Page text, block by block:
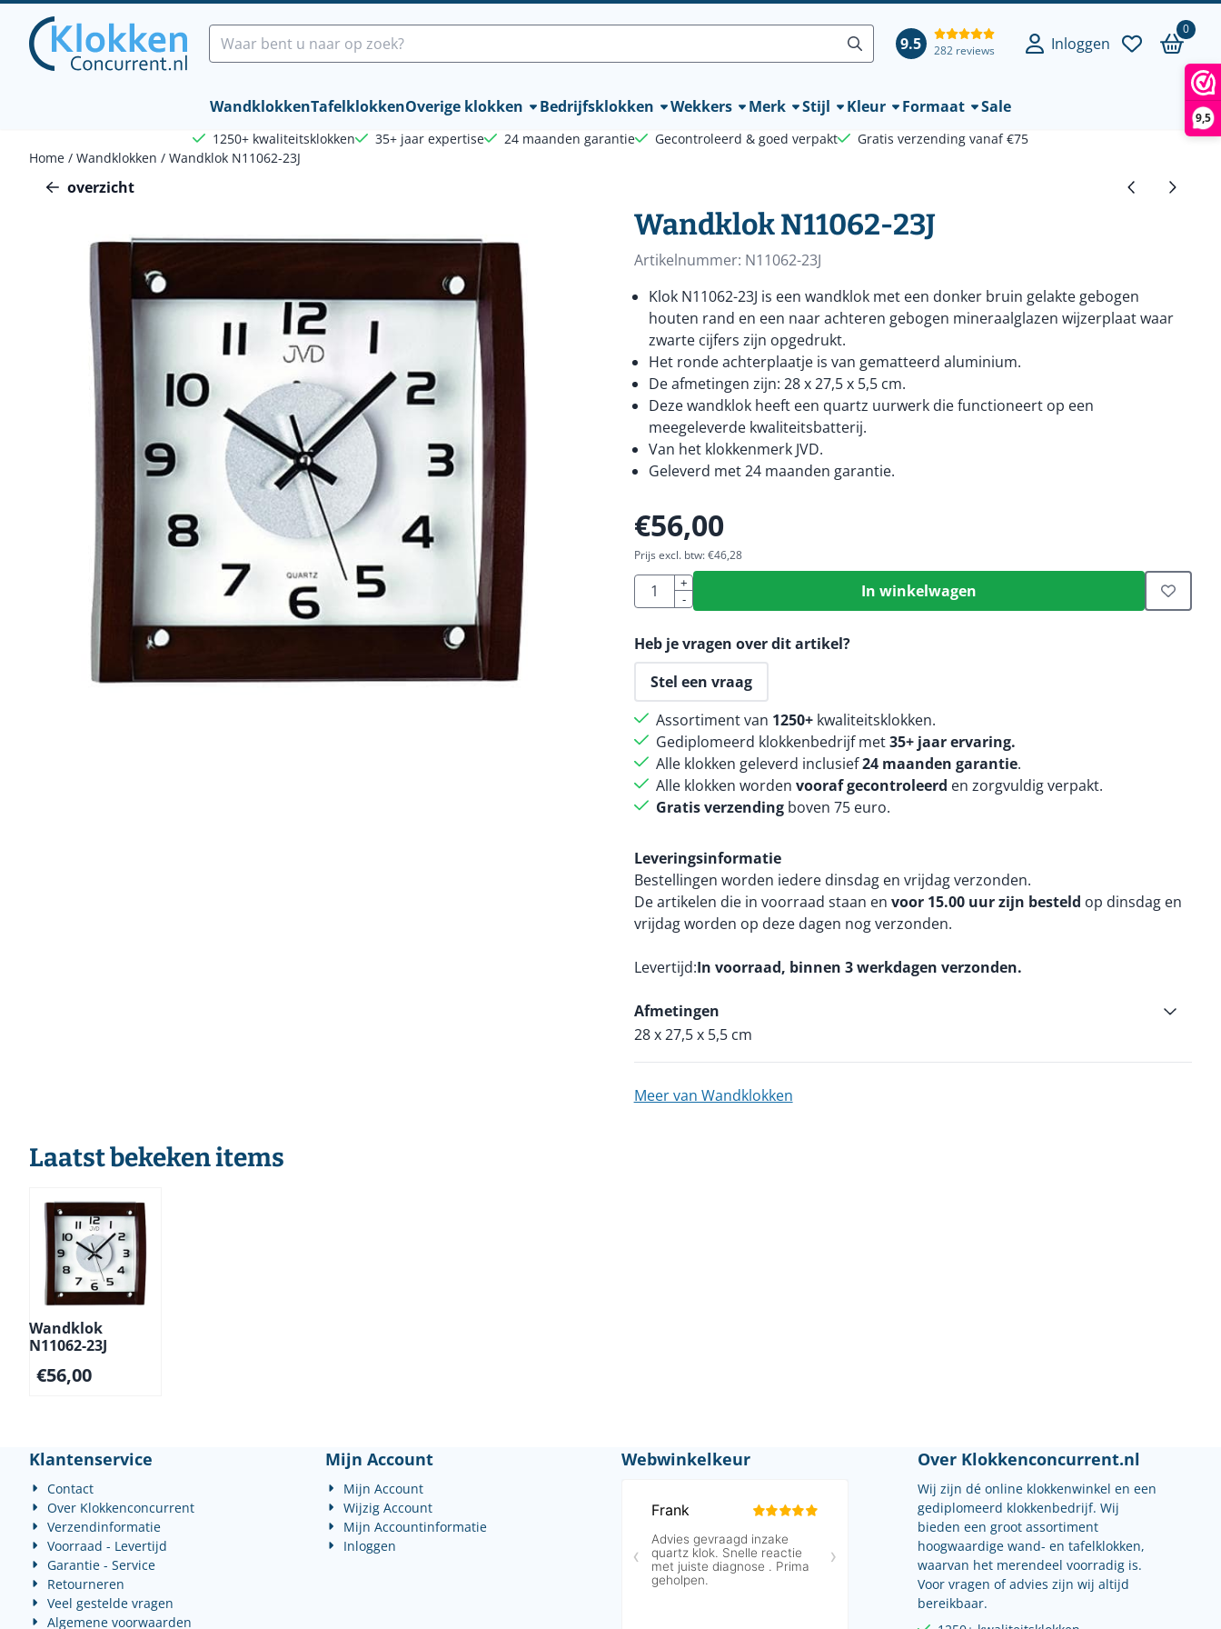
9,5
Cookievoorkeuren zijn beschikbaar. Kies instellingen of sta alle cookies toe.
Zoeken
9.5 282 reviews Inloggen
0
WandklokkenTafelklokkenOverige klokken Bedrijfsklokken Wekkers Merk Stijl Kleur Formaat Sale
1250+ kwaliteitsklokken 35+ jaar expertise 24 maanden garantie Gecontroleerd & goed verpakt
Gratis verzending vanaf €75
Home / Wandklokken / Wandklok N11062-23J
overzicht
Wandklok N11062-23J
Artikelnummer: N11062-23J
Klok N11062-23J is een wandklok met een donker bruin gelakte gebogen
houten rand en een naar achteren gebogen mineraalglazen wijzerplaat waar
zwarte cijfers zijn opgedrukt.
Het ronde achterplaatje is van gematteerd aluminium.
De afmetingen zijn: 28 x 27,5 x 5,5 cm.
Deze wandklok heeft een quartz uurwerk die functioneert op een
meegeleverde kwaliteitsbatterij.
Van het klokkenmerk JVD.
Geleverd met 24 maanden garantie.
€56,00
Prijs excl. btw: €46,28
Aantal
+
-
In winkelwagen
Heb je vragen over dit artikel?
Stel een vraag
Assortiment van 1250+kwaliteitsklokken.
Gediplomeerd klokkenbedrijf met35+ jaar ervaring.
Alle klokken geleverd inclusief24 maanden garantie.
Alle klokken worden vooraf gecontroleerd en zorgvuldig verpakt.
Gratis verzendingboven 75 euro.
Leveringsinformatie
Bestellingen worden iedere dinsdag en vrijdag verzonden.
De artikelen die in voorraad staan en voor 15.00 uur zijn besteld op dinsdag en
vrijdag worden op deze dagen nog verzonden.
Levertijd In voorraad, binnen 3 werkdagen verzonden.
Afmetingen
28 x 27,5 x 5,5 cm
Meer van Wandklokken
Laatst bekeken items
Wandklok
N11062-23J
€56,00
Klantenservice
Contact
Over Klokkenconcurrent
Verzendinformatie
Voorraad - Levertijd
Garantie - Service
Retourneren
Veel gestelde vragen
Algemene voorwaarden
Mijn Account
Mijn Account
Wijzig Account
Mijn Accountinformatie
Inloggen
Webwinkelkeur Over Klokkenconcurrent.nl
Wij zijn dé online klokkenwinkel en een
gediplomeerd klokkenbedrijf. Wij
bieden een groot assortiment
hoogwaardige wand- en tafelklokken,
waarvan het merendeel voorradig is.
Voor vragen of advies zijn wij altijd
bereikbaar.